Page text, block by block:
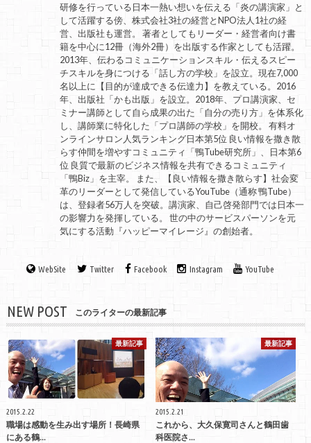
研修を行っている日本一熱い想いを伝える「炎の講演家」と
して活躍する傍、株式会社3社の経営とNPO法人1社の経
営、出版社も運営。 著者としてもリーダー・経営者向け書
籍を中心に12冊（海外2冊）を出版する作家としても活躍。
2013年、伝わるコミュニケーションスキル・伝えるスピー
チスキルを身につける「話し方の学校」を設立。現在7,000
名以上に【目的が達成できる伝達力】を教えている。2016
年、出版社「かも出版」を設立。2018年、プロ講演家、セ
ミナー講師として自ら成果の出た「自分の売り方」を体系化
し、講師業に特化した「プロ講師の学校」を開校。 有料オ
ンラインサロン人気ランキング日本第5位 良い情報を撒き散
らす仲間を増やすコミュニティ「鴨Tube研究所」、日本第6
位 良質で最新のビジネス情報を共有できるコミュニティ
「鴨Biz」を主宰。 また、【良い情報を撒き散らす】社会変
革のリーダーとして発信しているYouTube（通称 鴨Tube）
は、登録者56万人を突破。講演家、自己啓発部門では日本一
の影響力を発揮している。 世の中のサービスパーソンを元
気にする活動『ハッピーマイレージ』の創始者。
WebSite Twitter Facebook Instagram YouTube
NEW POST このライターの最新記事
最新記事
2015.2.22
職場は感動を生み出す場所！長崎県
にある鶴...
最新記事
2015.2.21
これから、大久保寛司さんと鶴田歯
科医院さ...